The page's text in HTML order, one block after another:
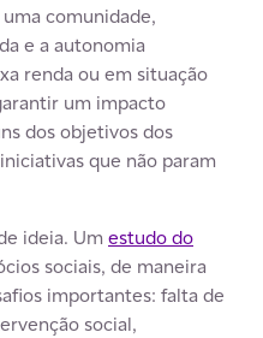
comunidade,
e a autonomia
renda ou em situação
um impacto
dos objetivos dos
que não param
ideia. Um estudo do
sociais, de maneira
importantes: falta de
social,